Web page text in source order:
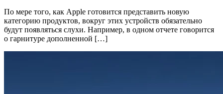
По мере того, как Apple готовится представить новую
категорию продуктов, вокруг этих устройств обязательно
будут появляться слухи. Например, в одном отчете говорится
о гарнитуре дополненной […]